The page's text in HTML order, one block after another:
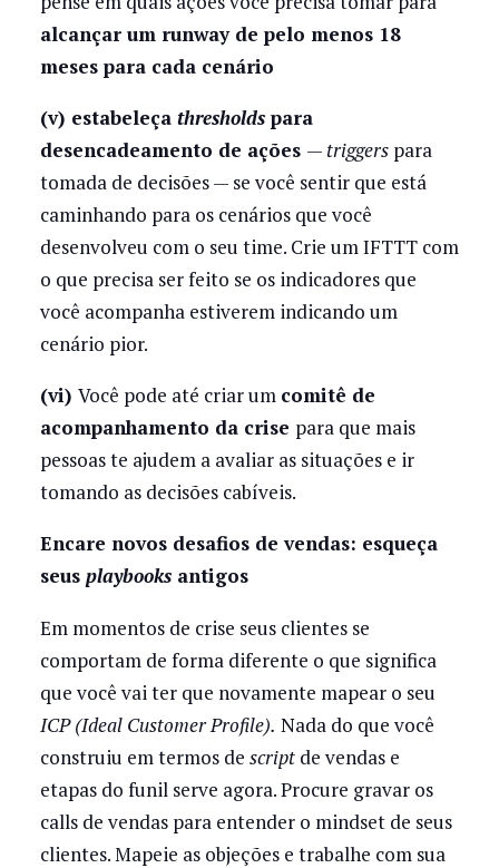
alcançar um runway de pelo menos 18
meses para cada cenário
(v) estabeleça thresholds para
desencadeamento de ações — triggers para
tomada de decisões — se você sentir que está
caminhando para os cenários que você
desenvolveu com o seu time. Crie um IFTTT com
o que precisa ser feito se os indicadores que
você acompanha estiverem indicando um
cenário pior.
(vi) Você pode até criar um comitê de
acompanhamento da crise para que mais
pessoas te ajudem a avaliar as situações e ir
tomando as decisões cabíveis.
Encare novos desafios de vendas: esqueça
seus playbooksantigos
Em momentos de crise seus clientes se
comportam de forma diferente o que significa
que você vai ter que novamente mapear o seu
ICP (Ideal Customer Profile). Nada do que você
construiu em termos de scriptde vendas e
etapas do funil serve agora. Procure gravar os
calls de vendas para entender o mindset de seus
clientes. Mapeie as objeções e trabalhe com sua